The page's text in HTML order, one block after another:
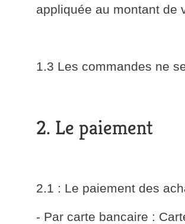
appliquée au montant de
1.3 Les commandes ne
2. Le paiement
2.1 : Le paiement des
- Par carte bancaire :